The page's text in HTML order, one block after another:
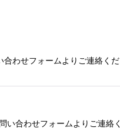
合わせフォームよりご連絡
い合わせフォームよりご連